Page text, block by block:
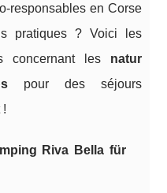
responsables en Corse
pratiques ? Voici les
concernant les natur
pour des séjours
!
Riva Bella für